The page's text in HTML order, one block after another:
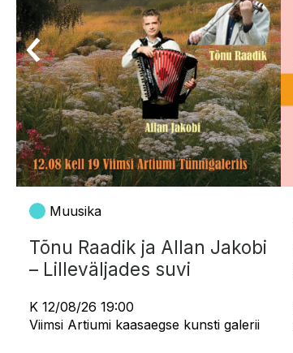
Muusika
Tõnu Raadik ja Allan Jakobi
– Lilleväljades suvi
K 12/08/26 19:00
Viimsi Artiumi kaasaegse kunsti galerii